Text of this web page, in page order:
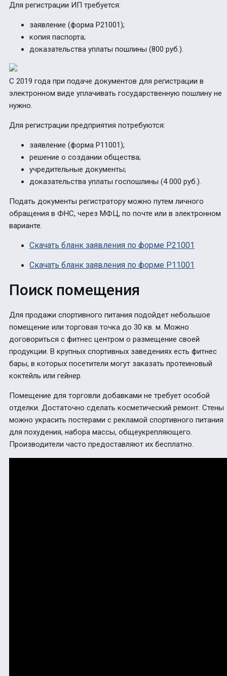
Для регистрации ИП требуется:
заявление (форма Р21001);
копия паспорта;
доказательства уплаты пошлины (800 руб.).
С 2019 года при подаче документов для регистрации в
электронном виде уплачивать государственную пошлину не
нужно.
Для регистрации предприятия потребуются:
заявление (форма Р11001);
решение о создании общества;
учредительные документы;
доказательства уплаты госпошлины (4 000 руб.).
Подать документы регистратору можно путем личного
обращения в ФНС, через МФЦ, по почте или в электронном
варианте.
Скачать бланк заявления по форме Р21001
Скачать бланк заявления по форме Р11001
Поиск помещения
Для продажи спортивного питания подойдет небольшое
помещение или торговая точка до 30 кв. м. Можно
договориться с фитнес центром о размещение своей
продукции. В крупных спортивных заведениях есть фитнес
бары, в которых посетители могут заказать протеиновый
коктейль или гейнер.
Помещение для торговли добавками не требует особой
отделки. Достаточно сделать косметический ремонт. Стены
можно украсить постерами с рекламой спортивного питания
для похудения, набора массы, общеукрепляющего.
Производители часто предоставляют их бесплатно.